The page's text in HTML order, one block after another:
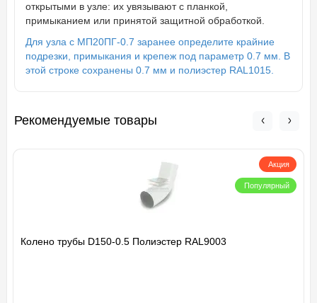
открытыми в узле: их увязывают с планкой,
примыканием или принятой защитной обработкой.
Для узла с МП20ПГ-0.7 заранее определите крайние
подрезки, примыкания и крепеж под параметр 0.7 мм. В
этой строке сохранены 0.7 мм и полиэстер RAL1015.
Рекомендуемые товары
Акция
Популярный
Колено трубы D150-0.5 Полиэстер RAL9003